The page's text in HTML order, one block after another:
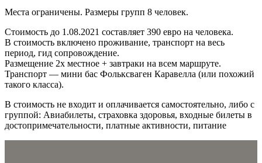
Места ограничены. Размеры групп 8 человек.
Стоимость до 1.08.2021 составляет 390 евро на человека.
В стоимость включено проживание, транспорт на весь
период, гид сопровождение.
Размещение 2х местное + завтраки на всем маршруте.
Транспорт — мини бас Фольксваген Каравелла (или похожий
такого класса).
В стоимость не входит и оплачивается самостоятельно, либо с
группой: Авиабилеты, страховка здоровья, входные билеты в
достопримечательности, платные активности, питание